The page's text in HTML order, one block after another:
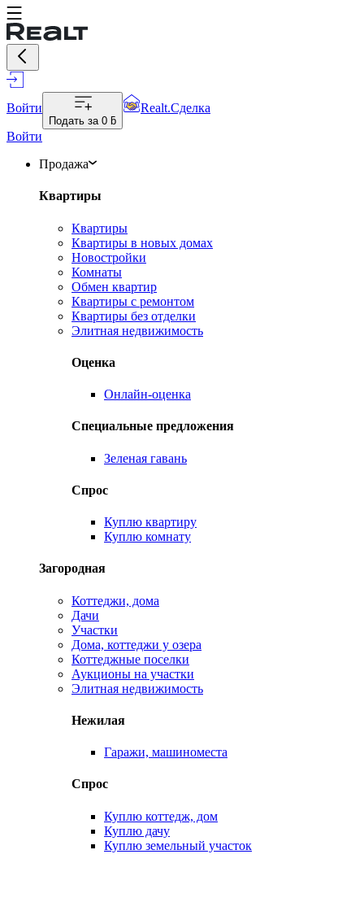
Войти
Подать за 0 ƃ
Realt.Сделка
Войти
Продажа
Квартиры
Квартиры
Квартиры в новых домах
Новостройки
Комнаты
Обмен квартир
Квартиры с ремонтом
Квартиры без отделки
Элитная недвижимость
Оценка
Онлайн-оценка
Специальные предложения
Зеленая гавань
Спрос
Куплю квартиру
Куплю комнату
Загородная
Коттеджи, дома
Дачи
Участки
Дома, коттеджи у озера
Коттеджные поселки
Аукционы на участки
Элитная недвижимость
Нежилая
Гаражи, машиноместа
Спрос
Куплю коттедж, дом
Куплю дачу
Куплю земельный участок